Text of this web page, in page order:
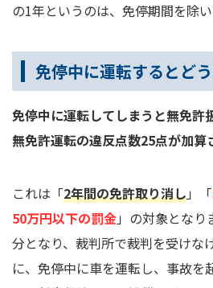
の1年というのは、免停期間を除い
免停中に運転するとど
免停中に運転してしまうと無免許
無免許運転の違反点数25点が加算
これは「2年間の免許取り消し」「
50万円以下の罰金」の対象となり
分となり、裁判所で裁判を受けな
に、免停中に車を運転し、事故を